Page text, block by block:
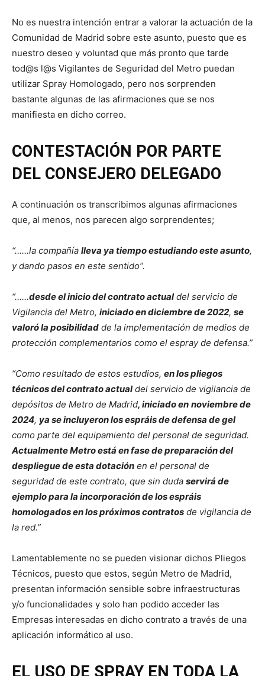
No es nuestra intención entrar a valorar la actuación de la
Comunidad de Madrid sobre este asunto, puesto que es
nuestro deseo y voluntad que más pronto que tarde
tod@s l@s Vigilantes de Seguridad del Metro puedan
utilizar Spray Homologado, pero nos sorprenden
bastante algunas de las afirmaciones que se nos
manifiesta en dicho correo.
CONTESTACIÓN POR PARTE
DEL CONSEJERO DELEGADO
A continuación os transcribimos algunas afirmaciones
que, al menos, nos parecen algo sorprendentes;
“……la compañía lleva ya tiempo estudiando este asunto,
y dando pasos en este sentido”.
“……desde el inicio del contrato actualdel servicio de
Vigilancia del Metro, iniciado en diciembre de 2022, se
valoró la posibilidad de la implementación de medios de
protección complementarios como el espray de defensa.”
“Como resultado de estos estudios, en los pliegos
técnicos del contrato actualdel servicio de vigilancia de
depósitos de Metro de Madrid, iniciado en noviembre de
2024, ya se incluyeron los espráis de defensa de gel
como parte del equipamiento del personal de seguridad.
Actualmente Metro está en fase de preparación del
despliegue de esta dotación en el personal de
seguridad de este contrato, que sin duda servirá de
ejemplo para la incorporación de los espráis
homologados en los próximos contratos de vigilancia de
la red.”
Lamentablemente no se pueden visionar dichos Pliegos
Técnicos, puesto que estos, según Metro de Madrid,
presentan información sensible sobre infraestructuras
y/o funcionalidades y solo han podido acceder las
Empresas interesadas en dicho contrato a través de una
aplicación informático al uso.
EL USO DE SPRAY EN TODA LA